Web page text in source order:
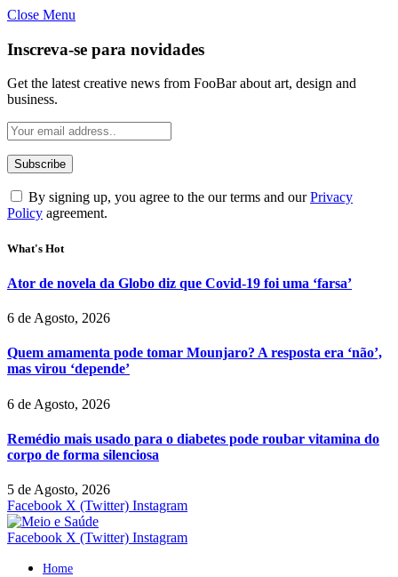
Close Menu
Inscreva-se para novidades
Get the latest creative news from FooBar about art, design and
business.
By signing up, you agree to the our terms and ourPrivacy
Policy agreement.
What's Hot
Ator de novela da Globo diz que Covid-19 foi uma ‘farsa’
6 de Agosto, 2026
Quem amamenta pode tomar Mounjaro? A resposta era ‘não’,
mas virou ‘depende’
6 de Agosto, 2026
Remédio mais usado para o diabetes pode roubar vitamina do
corpo de forma silenciosa
5 de Agosto, 2026
Facebook X (Twitter) Instagram
Facebook X (Twitter) Instagram
Home